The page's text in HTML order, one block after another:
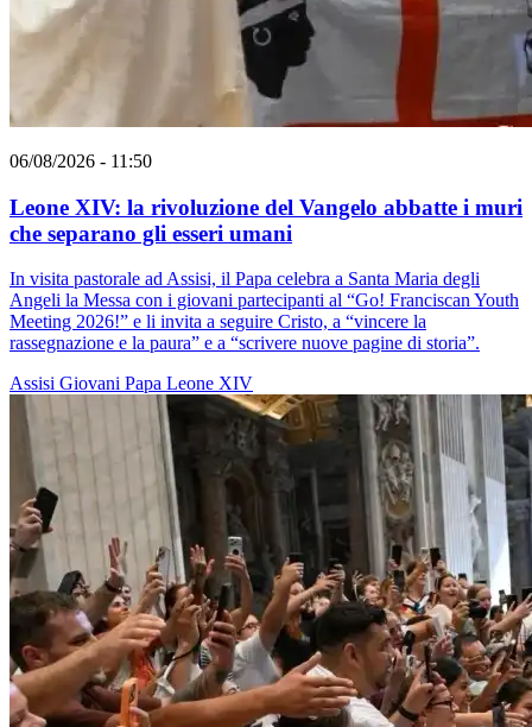
06/08/2026 - 11:50
Leone XIV: la rivoluzione del Vangelo abbatte i muri
che separano gli esseri umani
In visita pastorale ad Assisi, il Papa celebra a Santa Maria degli
Angeli la Messa con i giovani partecipanti al “Go! Franciscan Youth
Meeting 2026!” e li invita a seguire Cristo, a “vincere la
rassegnazione e la paura” e a “scrivere nuove pagine di storia”.
Assisi Giovani Papa Leone XIV